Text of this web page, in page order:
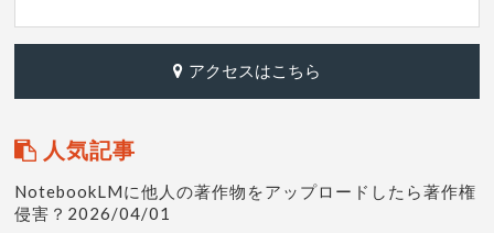
アクセスはこちら
人気記事
NotebookLMに他人の著作物をアップロードしたら著作権
侵害？2026/04/01